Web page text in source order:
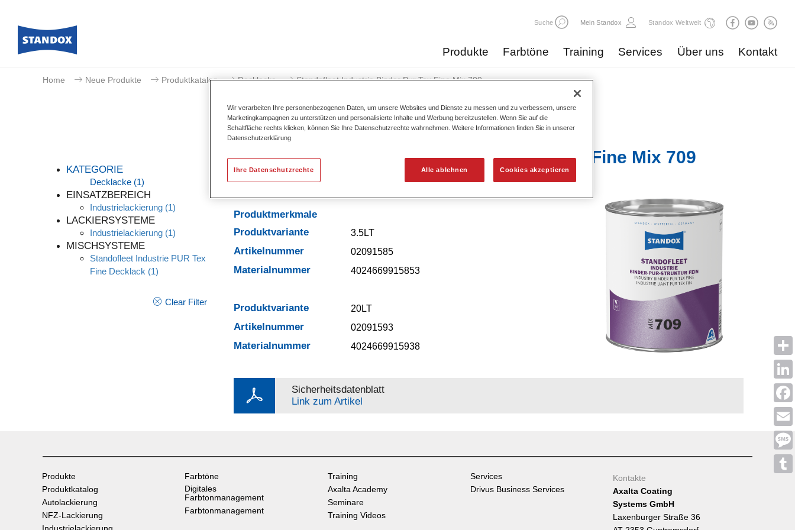
Suche Mein Standox Standox Weltweit
Produkte Farbtöne Training Services Über uns Kontakt
Email
Home Neue Produkte Produktkatalog Decklacke Standofleet Industrie Binder Pur Tex Fine Mix 709
KATEGORIE
Decklacke (1)
EINSATZBEREICH
Industrielackierung (1)
LACKIERSYSTEME
Industrielackierung (1)
MISCHSYSTEME
Standofleet Industrie PUR Tex
Fine Decklack (1)
Clear Filter
Standofleet Industrie Binder Pur Tex Fine Mix 709
Produktmerkmale
Produktvariante
3.5LT
Artikelnummer 02091585
Materialnummer 4024669915853
Produktvariante 20LT
Artikelnummer 02091593
Materialnummer 4024669915938
Sicherheitsdatenblatt
Link zum Artikel
Produkte
Produktkatalog
Autolackierung
NFZ-Lackierung
Farbtöne
Digitales
Farbtonmanagement
Farbtonmanagement
Training
Axalta Academy
Seminare
Training Videos
Services
Drivus Business Services
Kontakte
Axalta Coating
Systems GmbH
Laxenburger Straße 36
Wir verarbeiten Ihre personenbezogenen Daten, um unsere Websites und Dienste zu messen und zu verbessern, unsere
Marketingkampagnen zu unterstützen und personalisierte Inhalte und Werbung bereitzustellen. Wenn Sie auf die
Schaltfläche rechts klicken, können Sie Ihre Datenschutzrechte wahrnehmen. Weitere Informationen finden Sie in unserer
Datenschutzerklärung
Alle ablehnen Cookies akzeptieren
Ihre Datenschutzrechte